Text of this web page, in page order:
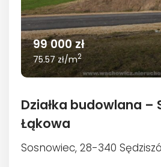
99 000 zł
75.57 zł/m2
Działka budowlana –
Łąkowa
Sosnowiec, 28-340